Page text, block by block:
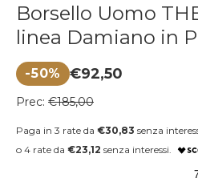
Borsello Uomo
linea Damiano in
-50%
Prezzo di vendita
€92,50
Prezzo regolare
Prec: €185,00
Paga in 3 rate da €30,83 senza
o 4 rate da €23,12 senza interessi.